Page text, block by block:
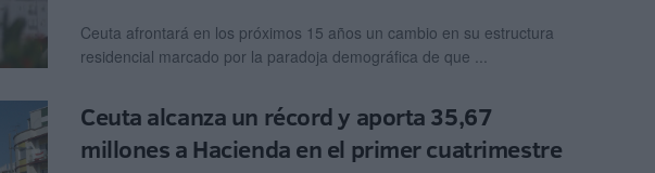
Ceuta afrontará en los próximos 15 años un cambio en su estructura
residencial marcado por la paradoja demográfica de que ...
Ceuta alcanza un récord y aporta 35,67
millones a Hacienda en el primer cuatrimestre